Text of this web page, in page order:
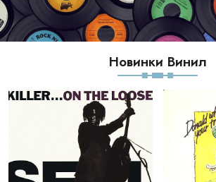
Новинки Винил